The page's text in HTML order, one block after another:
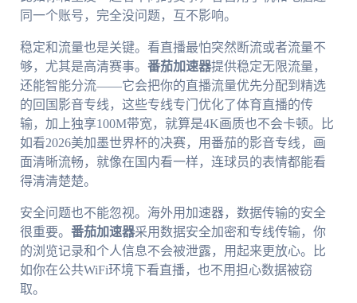
同一个账号，完全没问题，互不影响。
稳定和流量也是关键。看直播最怕突然断流或者流量不
够，尤其是高清赛事。 番茄加速器提供稳定无限流量，
还能智能分流——它会把你的直播流量优先分配到精选
的回国影音专线，这些专线专门优化了体育直播的传
输，加上独享100M带宽，就算是4K画质也不会卡顿。比
如看2026美加墨世界杯的决赛，用番茄的影音专线，画
面清晰流畅，就像在国内看一样，连球员的表情都能看
得清清楚楚。
安全问题也不能忽视。海外用加速器，数据传输的安全
很重要。 番茄加速器采用数据安全加密和专线传输，你
的浏览记录和个人信息不会被泄露，用起来更放心。比
如你在公共WiFi环境下看直播，也不用担心数据被窃
取。